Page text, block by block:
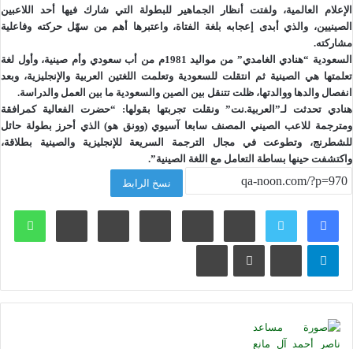
الإعلام العالمية، ولفتت أنظار الجماهير للبطولة التي شارك فيها أحد اللاعبين
الصينيين، والذي أبدى إعجابه بلغة الفتاة، واعتبرها أهم من سهّل حركته وفاعلية
مشاركته.
السعودية “هنادي الغامدي” من مواليد 1981م من أب سعودي وأم صينية، وأول لغة
تعلمتها هي الصينية ثم انتقلت للسعودية وتعلمت اللغتين العربية والإنجليزية، وبعد
انفصال والدها ووالدتها، ظلت تتنقل بين الصين والسعودية ما بين العمل والدراسة.
هنادي تحدثت لـ”العربية.نت” ونقلت تجربتها بقولها: “حضرت الفعالية كمرافقة
ومترجمة للاعب الصيني المصنف سابعا آسيوي (وونق هو) الذي أحرز بطولة حائل
للشطرنج، وتطوعت في مجال الترجمة السريعة للإنجليزية والصينية بطلاقة،
واكتشفت حينها بساطة التعامل مع اللغة الصينية”.
نسخ الرابط
لينكدإن ‏Tumblr بينتيريست
‏Reddit
‏VKontakte
تيلقرام ڤايبر مشاركة عبر البريد طباعة